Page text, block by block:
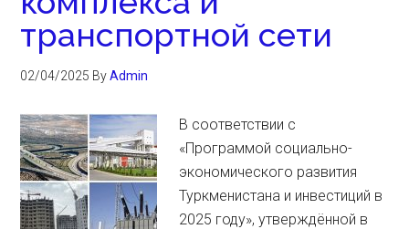
транспортной сети
02/04/2025 ByAdmin
В соответствии с
«Программой социально-
экономического развития
Туркменистана и инвестиций в
2025 году», утверждённой в